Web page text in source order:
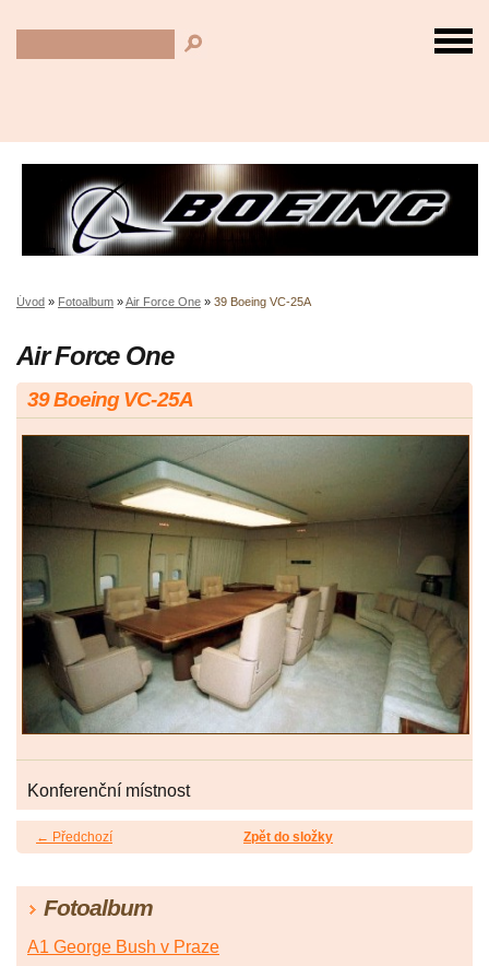
Úvod » Fotoalbum »Air Force One » 39 Boeing VC-25A
Air Force One
39 Boeing VC-25A
Konferenční místnost
← Předchozí Zpět do složky
Fotoalbum
A1 George Bush v Praze